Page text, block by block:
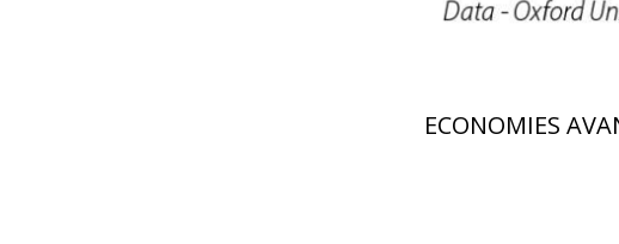
ECONOMIES